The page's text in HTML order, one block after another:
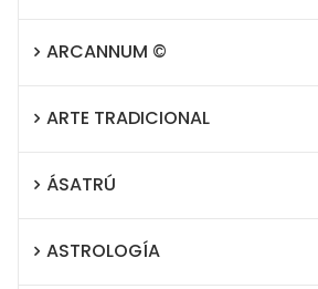
ARCANNUM ©
ARTE TRADICIONAL
ÁSATRÚ
ASTROLOGÍA